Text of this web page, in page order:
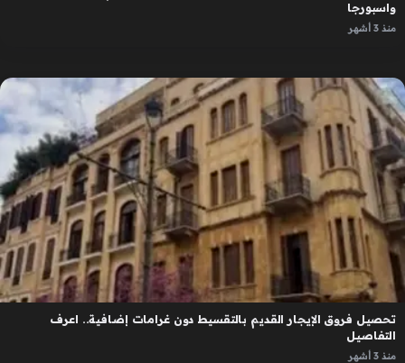
واسبورجا
منذ 3 أشهر
تحصيل فروق الإيجار القديم بالتقسيط دون غرامات إضافية.. اعرف
التفاصيل
منذ 3 أشهر